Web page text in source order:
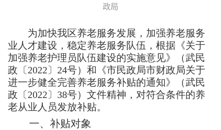
政局
为加快我区养老服务发展，加强养老服务
业人才建设，稳定养老服务队伍，根据《关于
加强养老护理员队伍建设的实施意见》（武民
政 〔 2022 〕 24号）和《市民政局市财政局关于
进一步健全完善养老服务补贴的通知》（武民
政 〔 2022 〕 38号）文件精神，对符合条件的养
老从业人员发放补贴。
一、补贴对象